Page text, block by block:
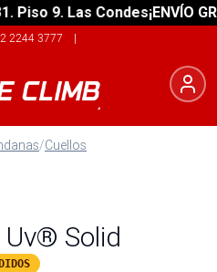
9. Las Condes¡ENVÍO
2244 3777 |
/Cuellos
Solid